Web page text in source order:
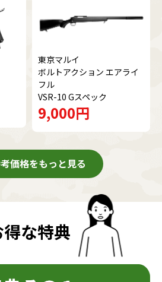
東京マルイ
ボルトアクション エアライ
フル
VSR-10 Gスペック
9,000円
価格をもっと見る
得な特典